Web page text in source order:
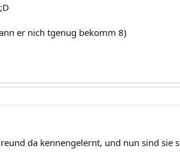
er nich tgenug bekomm 8)
da kennengelernt, und nun sind sie